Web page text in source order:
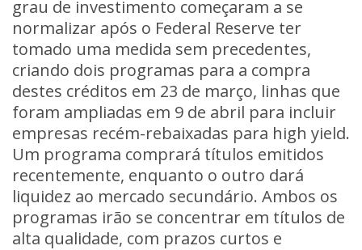
grau de investimento começaram a se
normalizar após o Federal Reserve ter
tomado uma medida sem precedentes,
criando dois programas para a compra
destes créditos em 23 de março, linhas que
foram ampliadas em 9 de abril para incluir
empresas recém-rebaixadas para high yield.
Um programa comprará títulos emitidos
recentemente, enquanto o outro dará
liquidez ao mercado secundário. Ambos os
programas irão se concentrar em títulos de
alta qualidade, com prazos curtos e